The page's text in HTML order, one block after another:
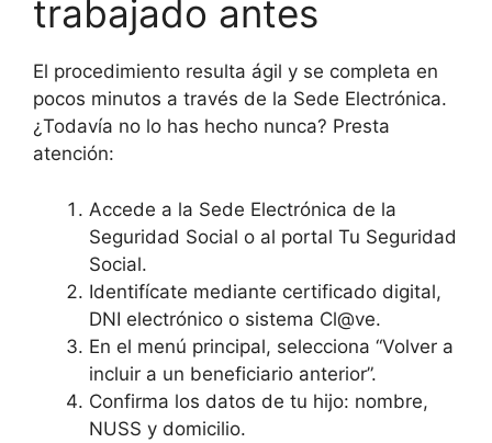
trabajado antes
El procedimiento resulta ágil y se completa en
pocos minutos a través de la Sede Electrónica.
¿Todavía no lo has hecho nunca? Presta
atención:
Accede a la Sede Electrónica de la
Seguridad Social o al portal Tu Seguridad
Social.
Identifícate mediante certificado digital,
DNI electrónico o sistema Cl@ve.
En el menú principal, selecciona “Volver a
incluir a un beneficiario anterior”.
Confirma los datos de tu hijo: nombre,
NUSS y domicilio.